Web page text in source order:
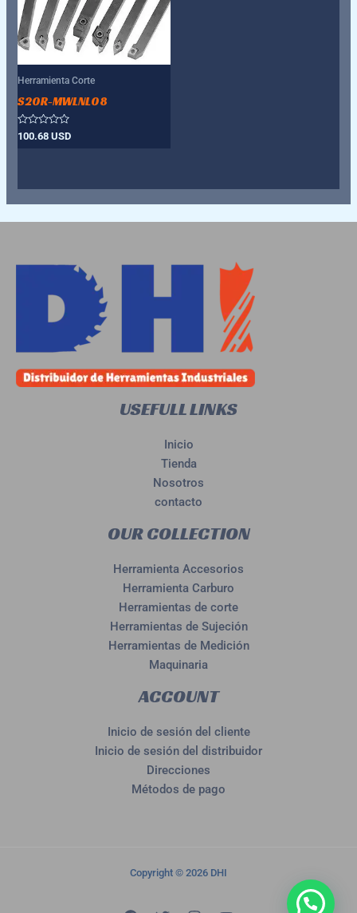
Herramienta Corte
S20R-MWLNL08
Valorado
100.68USD
USEFULL LINKS
Inicio
Tienda
Nosotros
contacto
OUR COLLECTION
Herramienta Accesorios
Herramienta Carburo
Herramientas de corte
Herramientas de Sujeción
Herramientas de Medición
Maquinaria
ACCOUNT
Inicio de sesión del cliente
Inicio de sesión del distribuidor
Direcciones
Métodos de pago
Copyright © 2026 DHI